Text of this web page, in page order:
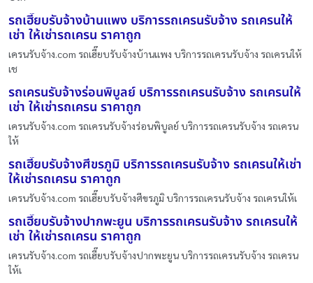
รถเฮี๊ยบรับจ้างบ้านแพง บริการรถเครนรับจ้าง รถเครนให้
เช่า ให้เช่ารถเครน ราคาถูก
เครนรับจ้าง.com รถเฮี๊ยบรับจ้างบ้านแพง บริการรถเครนรับจ้าง รถเครนให้
เช
รถเครนรับจ้างร่อนพิบูลย์ บริการรถเครนรับจ้าง รถเครนให้
เช่า ให้เช่ารถเครน ราคาถูก
เครนรับจ้าง.com รถเครนรับจ้างร่อนพิบูลย์ บริการรถเครนรับจ้าง รถเครน
ให้
รถเฮี๊ยบรับจ้างศีขรภูมิ บริการรถเครนรับจ้าง รถเครนให้เช่า
ให้เช่ารถเครน ราคาถูก
เครนรับจ้าง.com รถเฮี๊ยบรับจ้างศีขรภูมิ บริการรถเครนรับจ้าง รถเครนให้เ
รถเฮี๊ยบรับจ้างปากพะยูน บริการรถเครนรับจ้าง รถเครนให้
เช่า ให้เช่ารถเครน ราคาถูก
เครนรับจ้าง.com รถเฮี๊ยบรับจ้างปากพะยูน บริการรถเครนรับจ้าง รถเครน
ให้เ